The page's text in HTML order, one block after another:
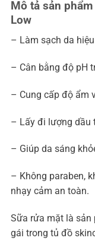
Mô tả sản
Low
– Làm sạch da
– Cân bằng độ pH
– Cung cấp độ ẩm
– Lấy đi lượng dầu
– Giúp da sáng
– Không paraben,
nhạy cảm an toàn.
Sữa rửa mặt là sản
gái trong tủ đồ